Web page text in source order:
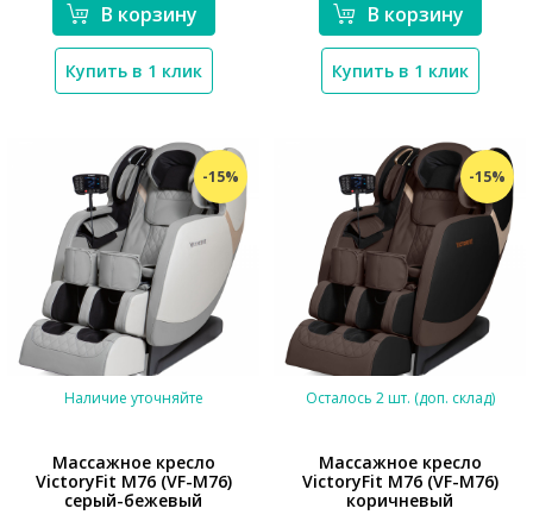
*}
В корзину
Купить в 1 клик
В корзину
Купить в 1 клик
-15%
*}
Наличие уточняйте
Массажное кресло
VictoryFit M76 (VF-M76)
серый-бежевый
-15%
*}
Осталось 2 шт. (доп. склад)
Массажное кресло
VictoryFit M76 (VF-M76)
коричневый